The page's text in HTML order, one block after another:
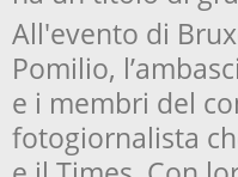
All'evento di
Pomilio,
e i membri del
fotogiornalista